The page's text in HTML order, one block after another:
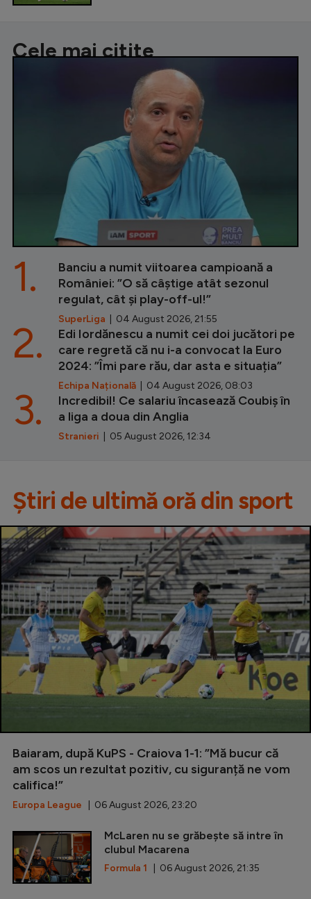
Cele mai citite
Banciu a numit viitoarea campioană a
României: ”O să câștige atât sezonul
regulat, cât și play-off-ul!”
SuperLiga | 04 August 2026, 21:55
1.
Edi Iordănescu a numit cei doi jucători pe
care regretă că nu i-a convocat la Euro
2024: ”Îmi pare rău, dar asta e situația”
Echipa Națională | 04 August 2026, 08:03
2.
Incredibil! Ce salariu încasează Coubiș în
a liga a doua din Anglia
Stranieri | 05 August 2026, 12:34
3.
Știri de ultimă oră din sport
Baiaram, după KuPS - Craiova 1-1: ”Mă bucur că
am scos un rezultat pozitiv, cu siguranță ne vom
califica!”
Europa League | 06 August 2026, 23:20
McLaren nu se grăbește să intre în
clubul Macarena
Formula 1 | 06 August 2026, 21:35